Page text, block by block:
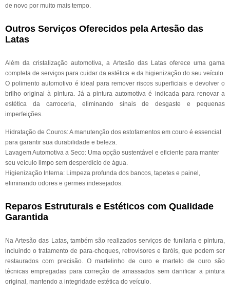
de novo por muito mais tempo.
Outros Serviços Oferecidos pela Artesão das
Latas
Além da cristalização automotiva, a Artesão das Latas oferece uma gama
completa de serviços para cuidar da estética e da higienização do seu veículo.
O polimento automotivo é ideal para remover riscos superficiais e devolver o
brilho original à pintura. Já a pintura automotiva é indicada para renovar a
estética da carroceria, eliminando sinais de desgaste e pequenas
imperfeições.
Hidratação de Couros: A manutenção dos estofamentos em couro é essencial
para garantir sua durabilidade e beleza.
Lavagem Automotiva a Seco: Uma opção sustentável e eficiente para manter
seu veículo limpo sem desperdício de água.
Higienização Interna: Limpeza profunda dos bancos, tapetes e painel,
eliminando odores e germes indesejados.
Reparos Estruturais e Estéticos com Qualidade
Garantida
Na Artesão das Latas, também são realizados serviços de funilaria e pintura,
incluindo o tratamento de para-choques, retrovisores e faróis, que podem ser
restaurados com precisão. O martelinho de ouro e martelo de ouro são
técnicas empregadas para correção de amassados sem danificar a pintura
original, mantendo a integridade estética do veículo.